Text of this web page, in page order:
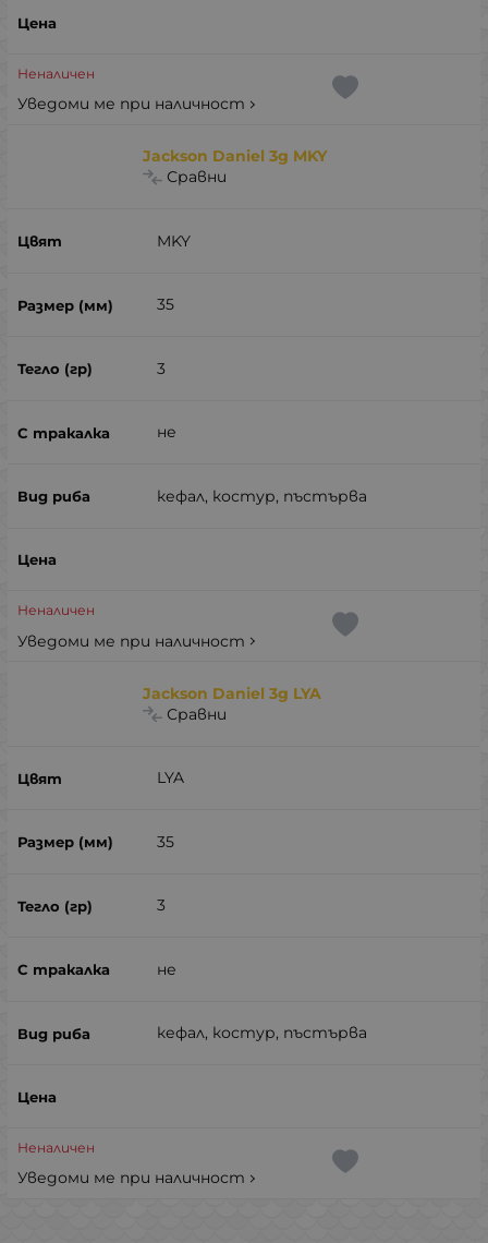
Неналичен
Уведоми ме при наличност
Jackson Daniel 3g MKY
Сравни
MKY
35
3
не
кефал, костур, пъстърва
Неналичен
Уведоми ме при наличност
Jackson Daniel 3g LYA
Сравни
LYA
35
3
не
кефал, костур, пъстърва
Неналичен
Уведоми ме при наличност